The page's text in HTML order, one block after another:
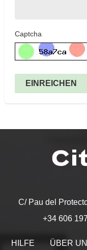
Captcha
EINREICHEN
C/ Pau del
+34 606
HILFE ÜBER